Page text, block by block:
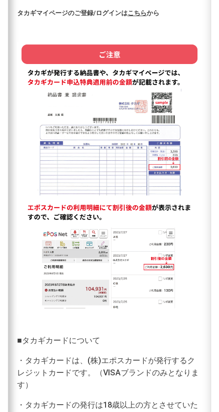
タカギマイページのご登録/ログインはこちらから
■タカギカードについて
・タカギカードは、(株)エポスカードが発行するク
レジットカードです。（VISAブランドのみとなりま
す）
・タカギカードの発行は18歳以上の方とさせていた